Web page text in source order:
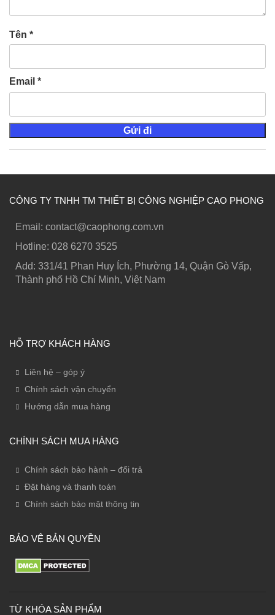
Tên *
Email *
CÔNG TY TNHH TM THIẾT BỊ CÔNG NGHIỆP CAO PHONG
Email: contact@caophong.com.vn
Hotline: ‭028 6270 3525
Add: 331/41 Phan Huy Ích, Phường 14, Quận Gò Vấp,
Thành phố Hồ Chí Minh, Việt Nam
HỖ TRỢ KHÁCH HÀNG
Liên hệ – góp ý
Chính sách vận chuyển
Hướng dẫn mua hàng
CHÍNH SÁCH MUA HÀNG
Chính sách bảo hành – đổi trả
Đặt hàng và thanh toán
Chính sách bảo mật thông tin
BẢO VỆ BẢN QUYỀN
TỪ KHÓA SẢN PHẨM